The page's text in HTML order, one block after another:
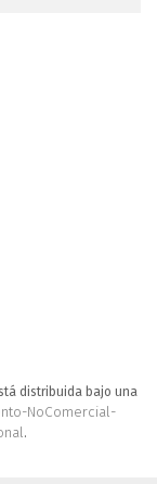
distribuida bajo una
NoComercial-
.